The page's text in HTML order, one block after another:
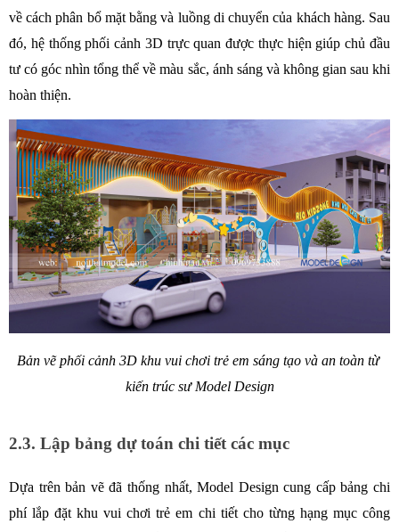
về cách phân bổ mặt bằng và luồng di chuyển của khách hàng. Sau
đó, hệ thống phối cảnh 3D trực quan được thực hiện giúp chủ đầu
tư có góc nhìn tổng thể về màu sắc, ánh sáng và không gian sau khi
hoàn thiện.
Bản vẽ phối cảnh 3D khu vui chơi trẻ em sáng tạo và an toàn từ
kiến trúc sư Model Design
2.3. Lập bảng dự toán chi tiết các mục
Dựa trên bản vẽ đã thống nhất, Model Design cung cấp bảng chi
phí lắp đặt khu vui chơi trẻ em chi tiết cho từng hạng mục công